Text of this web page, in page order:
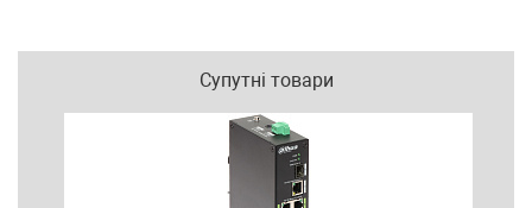
Супутні товари